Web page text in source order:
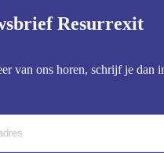
Resurrexit
van ons horen, schrijf je dan